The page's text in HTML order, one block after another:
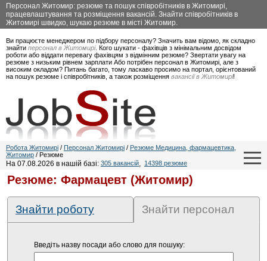
Персонал Житомир: резюме та пошук співробітників в Житомирі,
працевлаштування та розміщення вакансій. Знайти співробітників в
Житомирі швидко, шукаю резюме в місті Житомир.
Ви працюєте менеджером по підбору персоналу? Значить вам відомо, як складно
знайти персонал в Житомирі. Кого шукати - фахівців з мінімальним досвідом
роботи або віддати перевагу фахівцям з відмінним резюме? Звертати увагу на
резюме з низьким рівнем зарплати Або потрібен персонал в Житомирі, але з
високим окладом? Питань багато, тому ласкаво просимо на портал, орієнтований
на пошук резюме і співробітників, а також розміщення вакансії в Житомирі!
Робота Житомирі / Персонал Житомирі / Резюме Медицина, фармацевтика,
Житомир / Резюме
На 07.08.2026 в нашій базі: 305 вакансій, 14398 резюме
Резюме: Фармацевт (Житомир)
Знайти роботу Знайти персонал
Введіть назву посади або слово для пошуку: